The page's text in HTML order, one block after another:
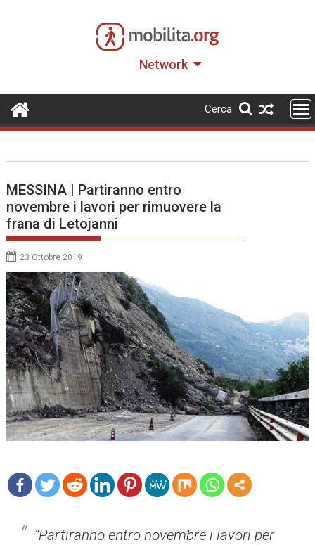
Network
Cerca
MESSINA | Partiranno entro
novembre i lavori per rimuovere la
frana di Letojanni
23 Ottobre 2019
re
“Partiranno entro novembre i lavori per